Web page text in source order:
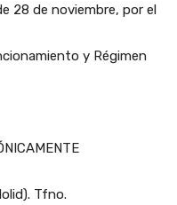
28 de noviembre, por el
y Régimen
Tfno.